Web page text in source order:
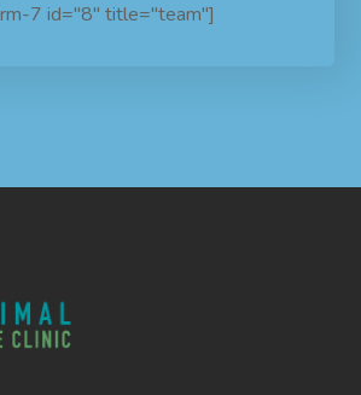
7 id="8" title="team"]